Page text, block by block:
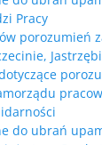
Pracy
porozumień
do ubrań